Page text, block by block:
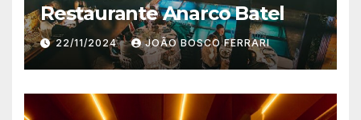
Restaurante Anarco Batel
22/11/2024 JOÃO BOSCO FERRARI